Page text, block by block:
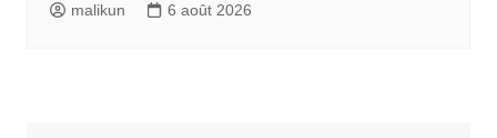
malikun 6 août 2026